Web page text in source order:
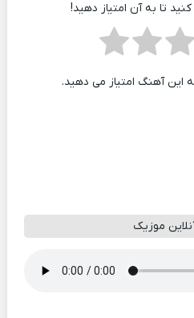
تا به آن امتیاز دهید!
این آهنگ امتیاز می دهید.
موزیک